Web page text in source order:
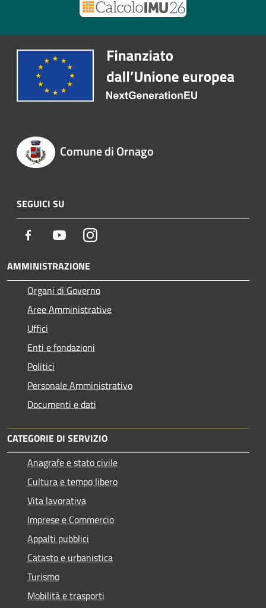
Comune di Ornago
SEGUICI SU
Facebook YoutubeInstagram
AMMINISTRAZIONE
Organi di Governo
Aree Amministrative
Uffici
Enti e fondazioni
Politici
Personale Amministrativo
Documenti e dati
CATEGORIE DI SERVIZIO
Anagrafe e stato civile
Cultura e tempo libero
Vita lavorativa
Imprese e Commercio
Appalti pubblici
Catasto e urbanistica
Turismo
Mobilità e trasporti